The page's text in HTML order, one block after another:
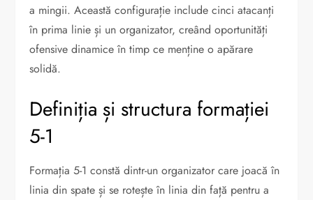
a mingii. Această configurație include cinci atacanți
în prima linie și un organizator, creând oportunități
ofensive dinamice în timp ce menține o apărare
solidă.
Definiția și structura formației
5-1
Formația 5-1 constă dintr-un organizator care joacă în
linia din spate și se rotește în linia din față pentru a